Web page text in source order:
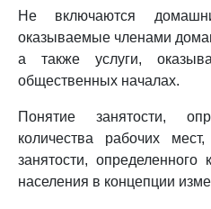
Не включаются
оказываемые членами
а также услуги,
общественных началах.
Понятие занятости,
количества рабочих
занятости, определенного
населения в концепции